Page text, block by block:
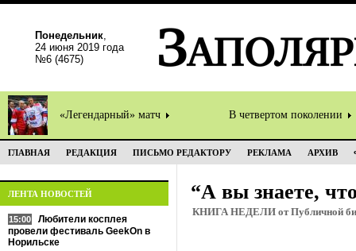
Понедельник,
24 июня 2019 года
№6 (4675)
«Легендарный» матч В четвертом поколении
ГЛАВНАЯ РЕДАКЦИЯ ПИСЬМО РЕДАКТОРУ РЕКЛАМА АРХИВ
ЛЕНТА НОВОСТЕЙ
15:00
Любители косплея
провели фестиваль GeekOn в
Норильске
“А вы знаете,
КНИГА НЕДЕЛИ от Публичной